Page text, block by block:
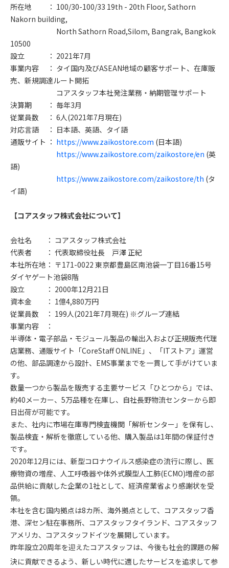
所在地
： 100/30-100/33 19th - 20th Floor, Sathorn
Nakorn building,
North Sathorn Road,Silom, Bangrak, Bangkok
10500
設立
： 2021年7月
事業内容
： タイ国内及びASEAN地域の顧客サポート、在庫販
売、新規調達ルート開拓
コアスタッフ本社発注業務・納期管理サポート
決算期
： 毎年3月
従業員数
： 6人(2021年7月現在)
対応言語
： 日本語、英語、タイ語
通販サイト ： https://www.zaikostore.com (日本語)
https://www.zaikostore.com/zaikostore/en (英
語)
https://www.zaikostore.com/zaikostore/th (タ
イ語)
【コアスタッフ株式会社について】
会社名 ： コアスタッフ株式会社
代表者 ： 代表取締役社長 戸澤 正紀
本社所在地： 〒171-0022 東京都豊島区南池袋一丁目16番15号
ダイヤゲート池袋8階
設立 ： 2000年12月21日
資本金 ： 1億4,880万円
従業員数 ： 199人(2021年7月現在) ※グループ連結
事業内容 ：
半導体・電子部品・モジュール製品の輸出入および正規販売代理
店業務、通販サイト「CoreStaff ONLINE」、「ITストア」運営
の他、部品調達から設計、EMS事業までを一貫して手がけていま
す。
数量一つから製品を販売する主要サービス「ひとつから」では、
約40メーカー、5万品種を在庫し、自社長野物流センターから即
日出荷が可能です。
また、社内に市場在庫専門検査機関「解析センター」を保有し、
製品検査・解析を徹底している他、購入製品は1年間の保証付き
です。
2020年12月には、新型コロナウイルス感染症の流行に際し、医
療物資の増産、人工呼吸器や体外式膜型人工肺(ECMO)増産の部
品供給に貢献した企業の1社として、経済産業省より感謝状を受
領。
本社を含む国内拠点は8カ所、海外拠点として、コアスタッフ香
港、深セン駐在事務所、コアスタッフタイランド、コアスタッフ
アメリカ、コアスタッフドイツを展開しています。
昨年設立20周年を迎えたコアスタッフは、今後も社会的課題の解
決に貢献できるよう、新しい時代に適したサービスを追求して参